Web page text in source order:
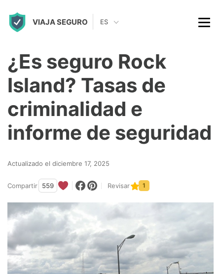
VIAJA SEGURO ES
¿Es seguro Rock
Island? Tasas de
criminalidad e
informe de seguridad
Actualizado el diciembre 17, 2025
Compartir 559 Revisar 1